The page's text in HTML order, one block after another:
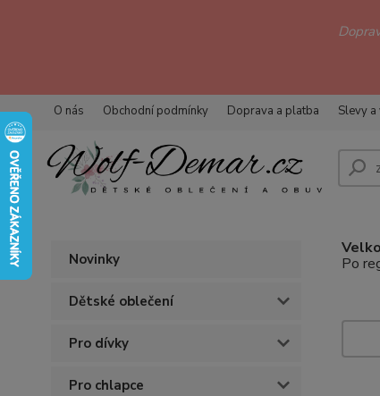
O nás Obchodní podmínky Doprava a platba Slevy
Novinky
Dětské oblečení
Pro dívky
Pro chlapce
Po